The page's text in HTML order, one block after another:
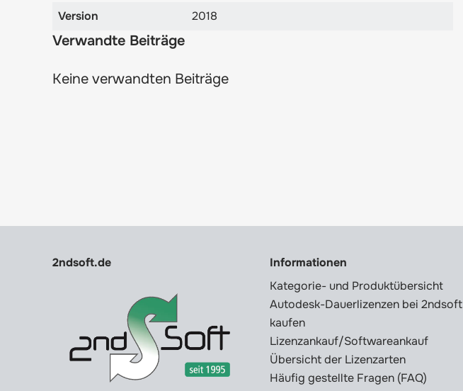
Version 2018
Verwandte Beiträge
Keine verwandten Beiträge
2ndsoft.de
Informationen
Kategorie- und Produktübersicht
Autodesk-Dauerlizenzen bei 2ndsoft
kaufen
Lizenzankauf/Softwareankauf
Übersicht der Lizenzarten
Häufig gestellte Fragen (FAQ)